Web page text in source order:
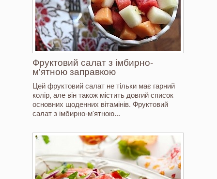
Фруктовий салат з імбирно-
м'ятною заправкою
Цей фруктовий салат не тільки має гарний
колір, але він також містить довгий список
основних щоденних вітамінів. Фруктовий
салат з імбирно-м'ятною...